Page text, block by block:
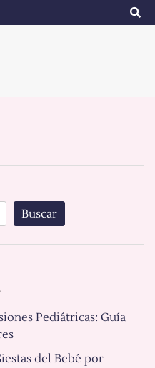
Buscar
Pediátricas: Guía
del Bebé por